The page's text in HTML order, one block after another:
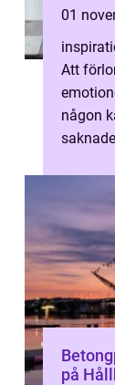
01
Att
någon
på